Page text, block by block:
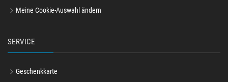
Meine Cookie-Auswahl ändern
SERVICE
Geschenkkarte